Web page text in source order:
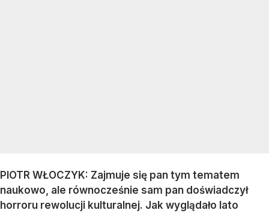
PIOTR WŁOCZYK: Zajmuje się pan tym tematem
naukowo, ale równocześnie sam pan doświadczył
horroru rewolucji kulturalnej. Jak wyglądało lato